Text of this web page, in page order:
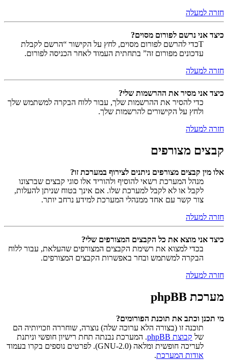
חזרה למעלה
כיצד אני נרשם לפורום מסוים?
Tכדי להרשם לפורום מסוים, לחץ על הקישור “הרשם לקבלת
עדכונים מפורום זה” בתחתית העמוד לאחר הכניסה לפורום.
חזרה למעלה
כיצד אני מסיר את ההרשמות שלי?
כדי להסיר את ההרשמות שלך, עבור ללוח הבקרה למשתמש שלך
ולחץ על הקישורים להרשמות שלך.
חזרה למעלה
קבצים מצורפים
אלו מין קבצים מצורפים ניתנים לצירוף במערכת זו?
מנהל המערכת רשאי להוסיף ולהוריד אלו סוגי קבצים שברצונו
לקבל או לא לקבל למערכת שלו. אם אינך בטוח שניתן להעלות,
צור קשר עם אחד ממנהלי המערכת למידע נרחב יותר.
חזרה למעלה
כיצד אני מוצא את כל הקבצים המצורפים שלי?
בכדי למצוא את רשימת הקבצים המצורפים שהעלאת, עבור ללוח
הבקרה למשתמש ובחר באפשרות הקבצים המצורפים.
חזרה למעלה
מערכת phpBB
מי תכנן וכתב את תוכנת הפורומים?
תוכנה זו (בצורה הלא ערוכה שלה) נוצרה, שוחררה וזכויותיה הם
של קבוצת phpBB
. המערכת נבנתה תחת רישיון חופשי וניתנת
לעריכה חופשית ומלאה (GNU-2.0). לפרטים נוספים בקרו בעמוד
אודות המערכת.